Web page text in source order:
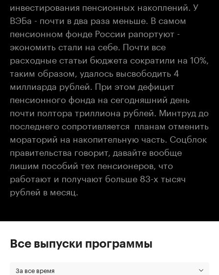
инвестирования пенсионных накоплений. У
ВЭБа - почти в два раза меньше. В самом
пенсионном фонде России рапортуют -
экономить стали на себе. Почти все
расходные статьи бюджета сократили на 10%,
таким образом, удалось высвободить 4
миллиарда рублей. При этом дефицит
пенсионного фонда на сегодняшний день
почти полтора триллиона рублей. Минтруд до
последнего сопротивляется планам отменить
мораторий на накопительную часть. Соцблок
правительства говорит, давайте вообще
лишим пособий тех пенсионеров, что
работают и получают больше 83-х тысяч
рублей в месяц.
Все выпуски программы
За все время